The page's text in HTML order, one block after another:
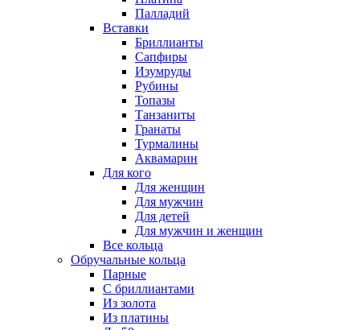
Палладий
Вставки
Бриллианты
Сапфиры
Изумруды
Рубины
Топазы
Танзаниты
Гранаты
Турмалины
Аквамарин
Для кого
Для женщин
Для мужчин
Для детей
Для мужчин и женщин
Все кольца
Обручальные кольца
Парные
С бриллиантами
Из золота
Из платины